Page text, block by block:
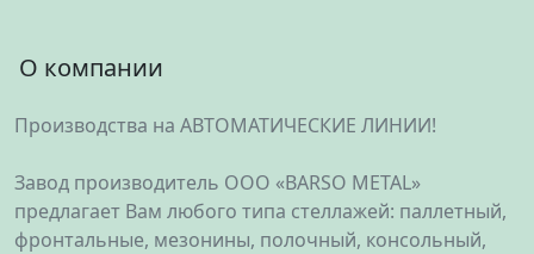
О компании
Производства на АВТОМАТИЧЕСКИЕ ЛИНИИ!
Завод производитель ООО «BARSO METAL»
предлагает Вам любого типа стеллажей: паллетный,
фронтальные, мезонины, полочный, консольный,